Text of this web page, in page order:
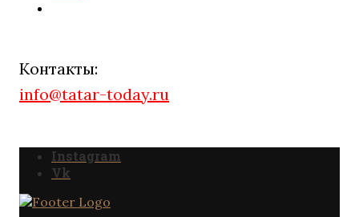
Контакты:
info@tatar-today.ru
Instagram
Vk